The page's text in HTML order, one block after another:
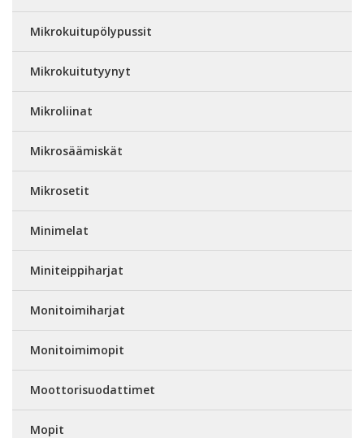
Mikrokuitupölypussit
Mikrokuitutyynyt
Mikroliinat
Mikrosäämiskät
Mikrosetit
Minimelat
Miniteippiharjat
Monitoimiharjat
Monitoimimopit
Moottorisuodattimet
Mopit